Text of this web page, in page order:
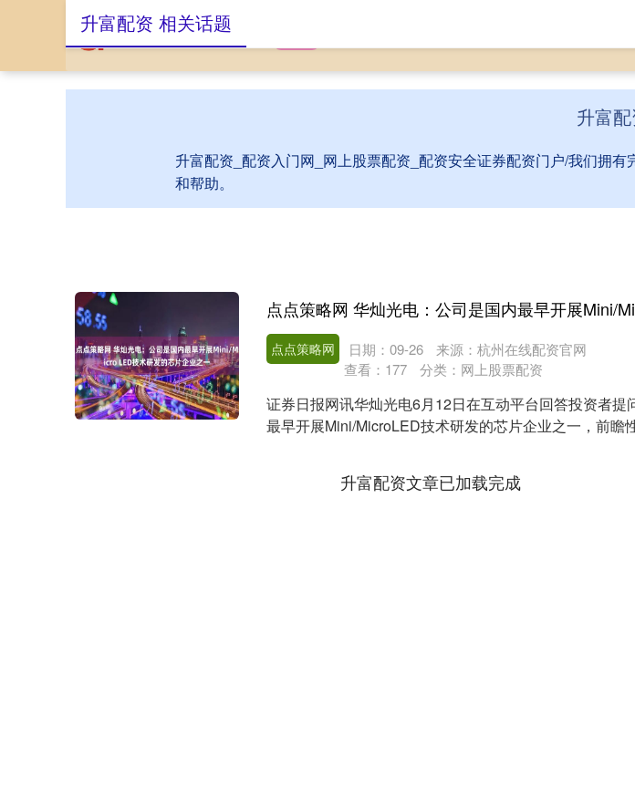
升富
升富配资_配资入门网_网上股票配资_配资安全证券配资门户/我们拥
和帮助。
升富配资 相关话题
点点策略网 日期：09-26
来源：杭州在线配资官网
查看： 177 分类： 网上股票配资
证券日报网讯华灿光电6月12日在互动平台回答投资者提
最早开展Mini/MicroLED技术研发的芯片企业之一，前瞻
升富配资文章已加载完成